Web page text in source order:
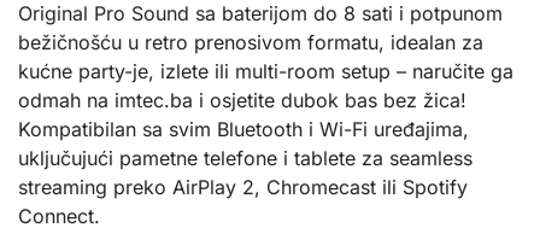
Original Pro Sound sa baterijom do 8 sati i potpunom
bežičnošću u retro prenosivom formatu, idealan za
kućne party-je, izlete ili multi-room setup – naručite ga
odmah na imtec.ba i osjetite dubok bas bez žica!
Kompatibilan sa svim Bluetooth i Wi-Fi uređajima,
uključujući pametne telefone i tablete za seamless
streaming preko AirPlay 2, Chromecast ili Spotify
Connect.